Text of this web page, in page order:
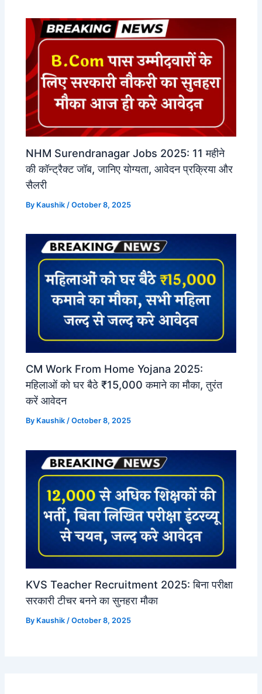
NHM Surendranagar Jobs 2025: 11 महीने
की कॉन्ट्रैक्ट जॉब, जानिए योग्यता, आवेदन प्रक्रिया और
सैलरी
By Kaushik /October 8, 2025
CM Work From Home Yojana 2025:
महिलाओं को घर बैठे ₹15,000 कमाने का मौका, तुरंत
करें आवेदन
By Kaushik/October 8, 2025
KVS Teacher Recruitment 2025: बिना परीक्षा
सरकारी टीचर बनने का सुनहरा मौका
By Kaushik/October 8, 2025